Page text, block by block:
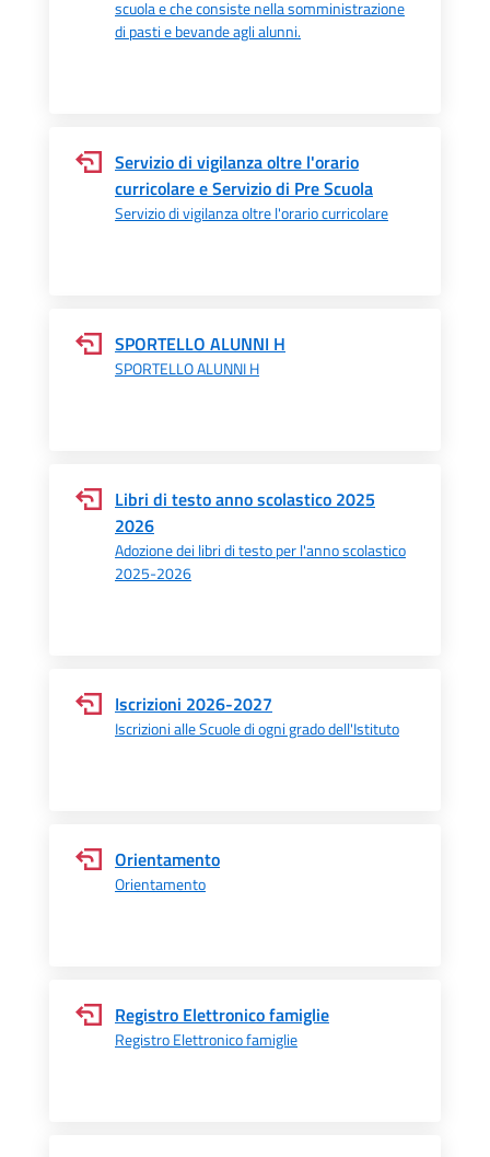
scuola e che consiste nella somministrazione
di pasti e bevande agli alunni.
Servizio di vigilanza oltre l'orario
curricolare e Servizio di Pre Scuola
Servizio di vigilanza oltre l'orario curricolare
SPORTELLO ALUNNI H
SPORTELLO ALUNNI H
Libri di testo anno scolastico 2025
2026
Adozione dei libri di testo per l'anno scolastico
2025-2026
Iscrizioni 2026-2027
Iscrizioni alle Scuole di ogni grado dell'Istituto
Orientamento
Orientamento
Registro Elettronico famiglie
Registro Elettronico famiglie